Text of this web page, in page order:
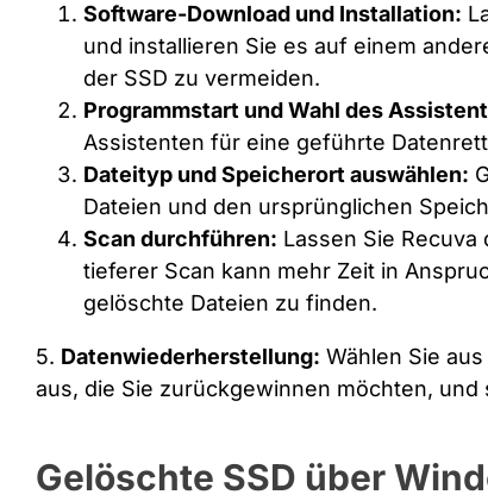
Software-Download und Installation:
und installieren Sie es auf einem
der SSD zu vermeiden.
Programmstart und Wahl des
Assistenten für eine geführte
Dateityp und Speicherort auswählen:
Dateien und den ursprünglichen
Scan durchführen: Lassen Sie
tieferer Scan kann mehr Zeit in
gelöschte Dateien zu finden.
5. Datenwiederherstellung: Wählen Sie
aus, die Sie zurückgewinnen möchten,
Gelöschte SSD über